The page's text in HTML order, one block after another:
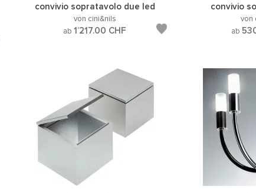
convivio sopratavolo due led
von cini&nils
ab1’217.00 CHF
convivio
von
ab